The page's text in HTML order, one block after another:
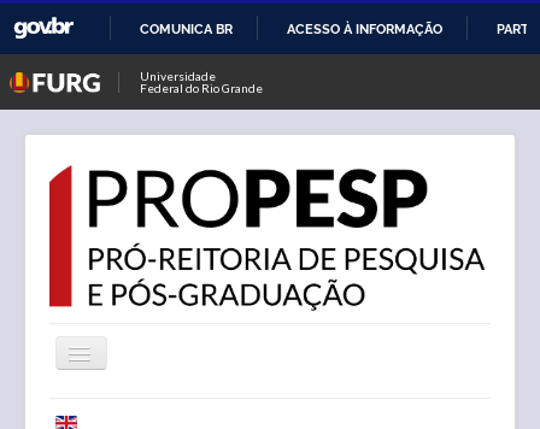
O
CONTEÚDO
COMUNICA BR ACESSO À INFORMAÇÃO
Universidade
Federal do Rio Grande
Alternar
Navegação
Notícias